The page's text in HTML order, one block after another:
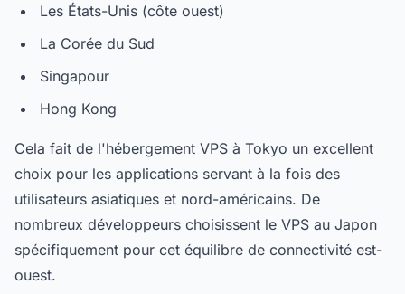
Les États-Unis (côte ouest)
La Corée du Sud
Singapour
Hong Kong
Cela fait de l'hébergement VPS à Tokyo un excellent
choix pour les applications servant à la fois des
utilisateurs asiatiques et nord-américains. De
nombreux développeurs choisissent le VPS au Japon
spécifiquement pour cet équilibre de connectivité est-
ouest.